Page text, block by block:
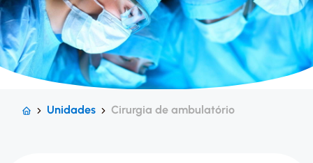
Unidades Cirurgia de ambulatório